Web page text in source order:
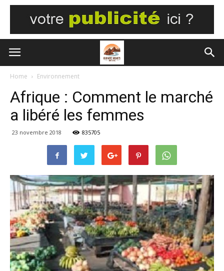
Home Environnement
Afrique : Comment le marché
a libéré les femmes
23 novembre 2018 835705